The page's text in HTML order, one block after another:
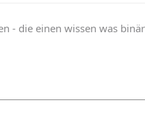
- die einen wissen was